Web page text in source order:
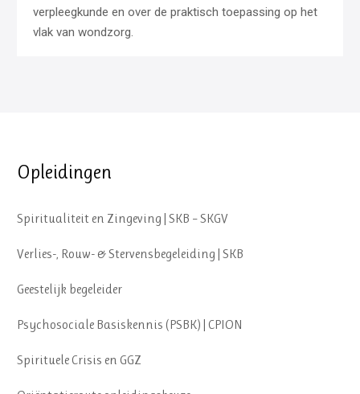
verpleegkunde en over de praktisch toepassing op het
vlak van wondzorg.
Opleidingen
Spiritualiteit en Zingeving | SKB – SKGV
Verlies-, Rouw- & Stervensbegeleiding | SKB
Geestelijk begeleider
Psychosociale Basiskennis (PSBK) | CPION
Spirituele Crisis en GGZ